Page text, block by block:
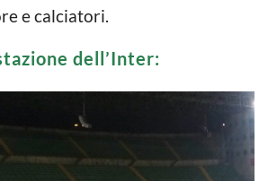
e calciatori.
dell’Inter: